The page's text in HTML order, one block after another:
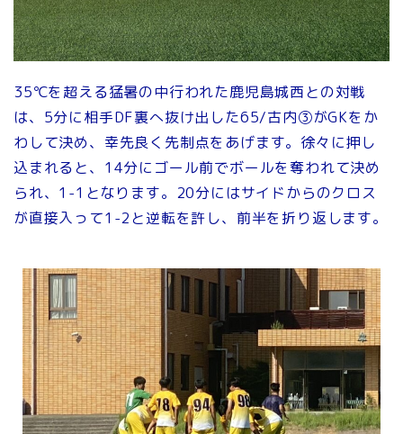
35℃を超える猛暑の中行われた鹿児島城西との対戦
は、5分に相手DF裏へ抜け出した65/古内③がGKをか
わして決め、幸先良く先制点をあげます。徐々に押し
込まれると、14分にゴール前でボールを奪われて決め
られ、1-1となります。20分にはサイドからのクロス
が直接入って1-2と逆転を許し、前半を折り返します。